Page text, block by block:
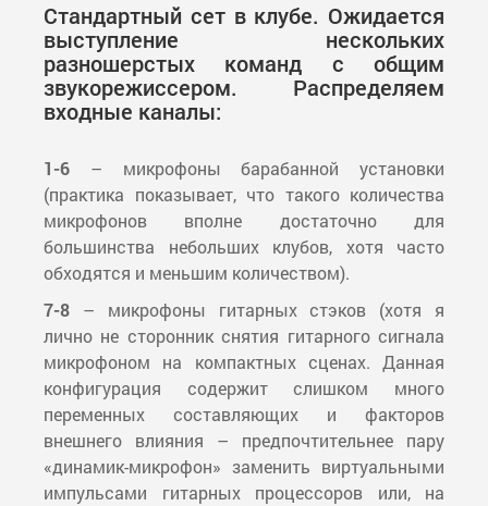
Стандартный сет в клубе. Ожидается
выступление нескольких
разношерстых команд с общим
звукорежиссером. Распределяем
входные каналы:
1-6 – микрофоны барабанной установки
(практика показывает, что такого количества
микрофонов вполне достаточно для
большинства небольших клубов, хотя часто
обходятся и меньшим количеством).
7-8 – микрофоны гитарных стэков (хотя я
лично не сторонник снятия гитарного сигнала
микрофоном на компактных сценах. Данная
конфигурация содержит слишком много
переменных составляющих и факторов
внешнего влияния – предпочтительнее пару
«динамик-микрофон» заменить виртуальными
импульсами гитарных процессоров или, на